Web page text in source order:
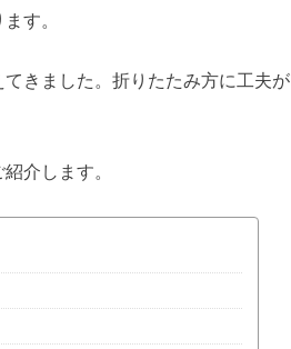
す。
きました。折りたたみ方に工夫が
介します。